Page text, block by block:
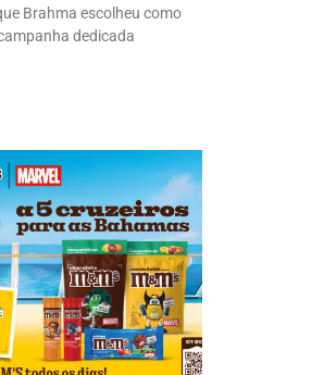
Brahma escolheu como
dedicada